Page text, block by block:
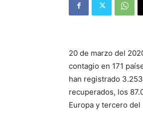
20 de marzo del
contagio en 171
han registrado
recuperados, los
Europa y tercero del